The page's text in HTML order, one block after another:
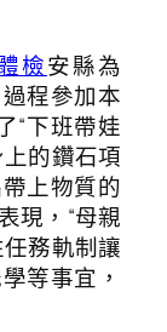
檢安縣為
程參加本
“下班帶娃
的鑽石項
上物質的
現，“母親
務軌制讓
等事宜，